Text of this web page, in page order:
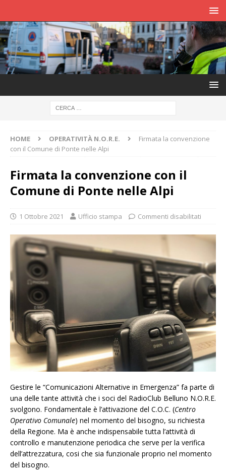
HOME OPERATIVITÀ N.O.R.E.
Firmata la convenzione
con il Comune di Ponte nelle Alpi
Firmata la convenzione con il
Comune di Ponte nelle Alpi
1 Ottobre 2021 Ufficio stampa Commenti disabilitati
Gestire le “Comunicazioni Alternative in Emergenza” fa parte di
una delle tante attività che i soci del RadioClub Belluno N.O.R.E.
svolgono. Fondamentale è l’attivazione del C.O.C. (Centro
Operativo Comunale) nel momento del bisogno, su richiesta
della Regione. Ma è anche indispensabile tutta l’attività di
controllo e manutenzione periodica che serve per la verifica
dell’attrezzatura, cosi che sia funzionale proprio nel momento
del bisogno.